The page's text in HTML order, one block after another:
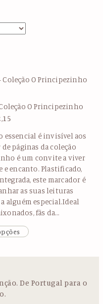
O Principezinho
essencial é invisível aos
páginas da coleção
é um convite a viver
encanto. Plastificado,
este marcador é
as suas leituras
alguém especial.Ideal
fãs da…
De Portugal para o